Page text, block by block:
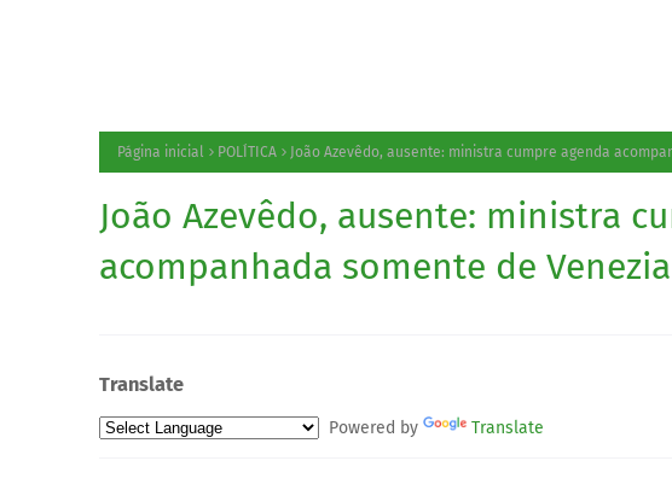
Página inicial POLÍTICA João Azevêdo, ausente: ministra cumpre agenda
João Azevêdo, ausente: ministra
acompanhada somente de
Translate
Powered by Translate